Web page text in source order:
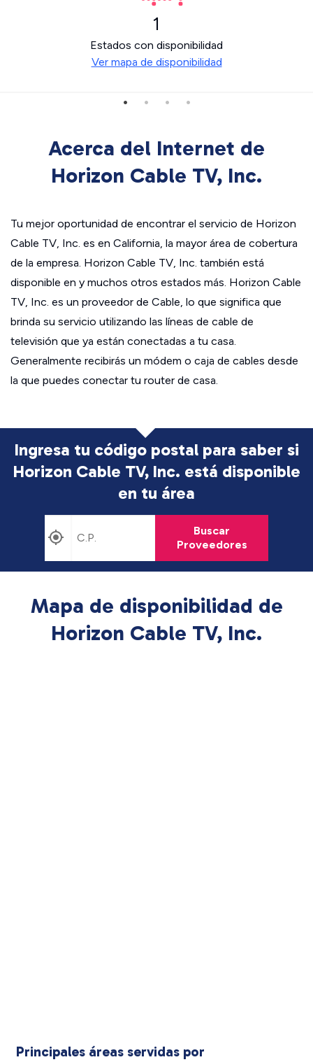
1
Estados con disponibilidad
Ver mapa de disponibilidad
Acerca del Internet de
Horizon Cable TV, Inc.
Tu mejor oportunidad de encontrar el servicio de Horizon
Cable TV, Inc. es en California, la mayor área de cobertura
de la empresa. Horizon Cable TV, Inc. también está
disponible en y muchos otros estados más. Horizon Cable
TV, Inc. es un proveedor de Cable, lo que significa que
brinda su servicio utilizando las líneas de cable de
televisión que ya están conectadas a tu casa.
Generalmente recibirás un módem o caja de cables desde
la que puedes conectar tu router de casa.
Ingresa tu código postal para saber si
Horizon Cable TV, Inc. está disponible
en tu área
Buscar
Proveedores
Mapa de disponibilidad de
Horizon Cable TV, Inc.
Principales áreas servidas por